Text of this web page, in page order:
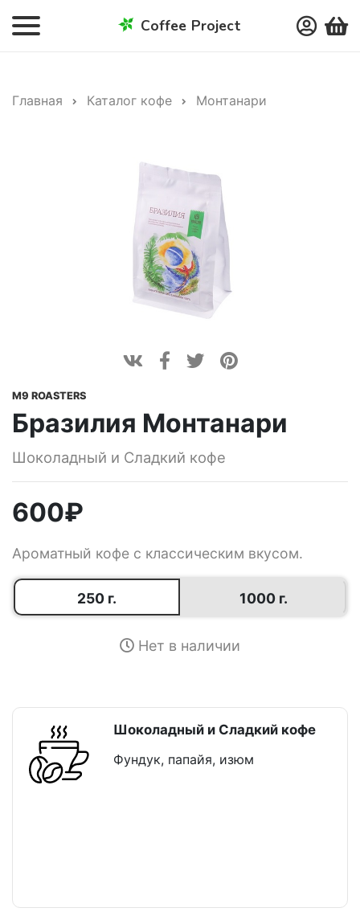
Coffee Project
Главная Каталог кофе Монтанари
M9 ROASTERS
Бразилия Монтанари
Шоколадный и Сладкий кофе
600₽
Ароматный кофе с классическим вкусом.
250 г. 1000 г.
Нет в наличии
Шоколадный и Сладкий кофе
Фундук, папайя, изюм